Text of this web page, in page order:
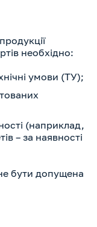
необхідно:
умови (ТУ);
(наприклад,
– за наявності
бути допущена